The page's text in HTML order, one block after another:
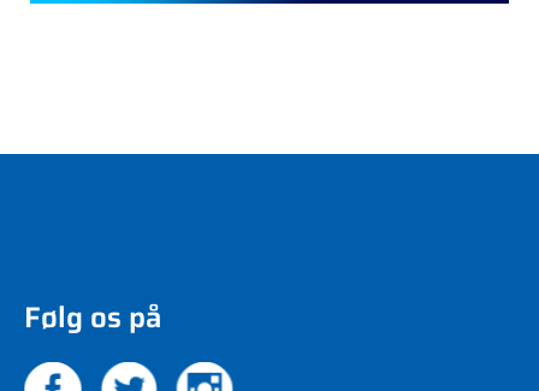
Følg os på